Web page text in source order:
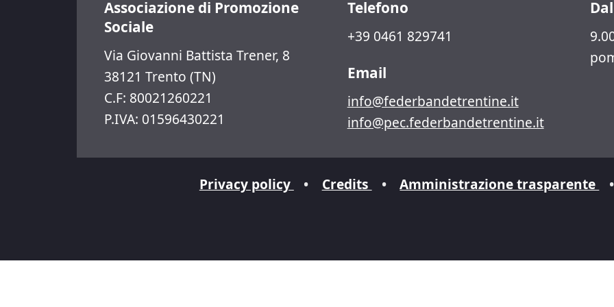
Associazione di Promozione
Sociale
Via Giovanni Battista Trener, 8
38121 Trento (TN)
C.F: 80021260221
P.IVA: 01596430221
Telefono
+39 0461 829741
Email
info@federbandetrentine.it
info@pec.federbandetrentine.it
Privacy policy • Credits • Amministrazione trasparente •